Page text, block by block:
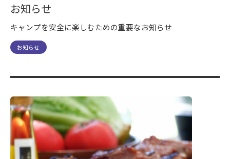
お知らせ
キャンプを安全に楽しむための重要なお知らせ
お知らせ